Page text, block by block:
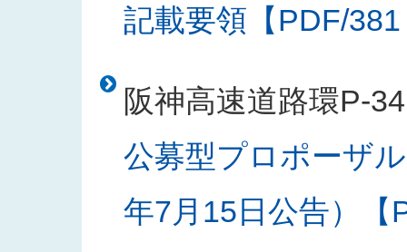
記載要領【PDF/
阪神高速道路環P-
公募型プロポーザ
年7月15日公告）【